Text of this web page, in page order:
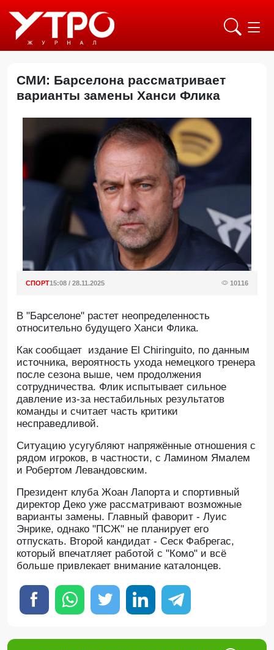
СМИ: Барселона рассматривает
варианты замены Ханси Флика
СПОРТ15:08 / 28.11.2025 10116
В "Барселоне" растет неопределенность
относительно будущего Ханси Флика.
Как сообщает издание El Chiringuito, по данным
источника, вероятность ухода немецкого тренера
после сезона выше, чем продолжения
сотрудничества. Флик испытывает сильное
давление из-за нестабильных результатов
команды и считает часть критики
несправедливой.
Ситуацию усугубляют напряжённые отношения с
рядом игроков, в частности, с Ламином Ямалем
и Робертом Левандовским.
Президент клуба Жоан Лапорта и спортивный
директор Деко уже рассматривают возможные
варианты замены. Главный фаворит - Луис
Энрике, однако "ПСЖ" не планирует его
отпускать. Второй кандидат - Сеск Фабрегас,
который впечатляет работой с "Комо" и всё
больше привлекает внимание каталонцев.